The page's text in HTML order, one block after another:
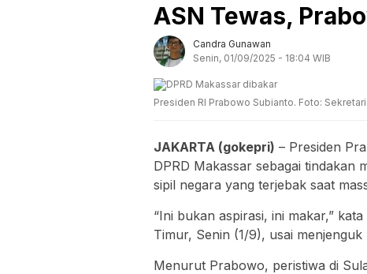
ASN Tewas,
Candra Gunawan
Senin, 01/09/2025 - 18:04 WIB
Presiden RI Prabowo Subianto. Foto:
JAKARTA (gokepri) – Presiden
DPRD Makassar sebagai tindakan
sipil negara yang terjebak saat
“Ini bukan aspirasi, ini makar,”
Timur, Senin (1/9), usai
Menurut Prabowo, peristiwa di